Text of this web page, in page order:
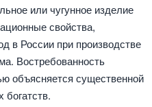
или чугунное изделие
свойства,
в России при производстве
Востребованность
объясняется существенной
богатств.